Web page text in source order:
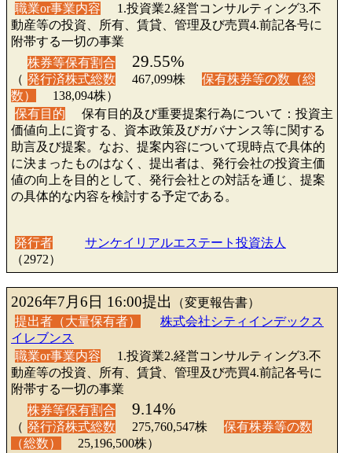
職業or事業内容
1.投資業2.経営コンサルティング3.不
動産等の投資、所有、賃貸、管理及び売買4.前記各号に
附帯する一切の事業
株券等保有割合
29.55%
（ 発行済株式総数 467,099株
保有株券等の数（総
数）
138,094株）
保有目的
保有目的及び重要提案行為について：投資主
価値向上に資する、資本政策及びガバナンス等に関する
助言及び提案。なお、提案内容について現時点で具体的
に決まったものはなく、提出者は、発行会社の投資主価
値の向上を目的として、発行会社との対話を通じ、提案
の具体的な内容を検討する予定である。
発行者
サンケイリアルエステート投資法人
（2972）
2026年7月6日 16:00提出
（変更報告書）
提出者（大量保有者）
株式会社シティインデックス
イレブンス
職業or事業内容
1.投資業2.経営コンサルティング3.不
動産等の投資、所有、賃貸、管理及び売買4.前記各号に
附帯する一切の事業
株券等保有割合
9.14%
（ 発行済株式総数 275,760,547株
保有株券等の数
（総数）
25,196,500株）